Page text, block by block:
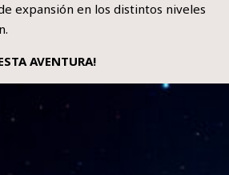
expansión en los distintos niveles
AVENTURA!